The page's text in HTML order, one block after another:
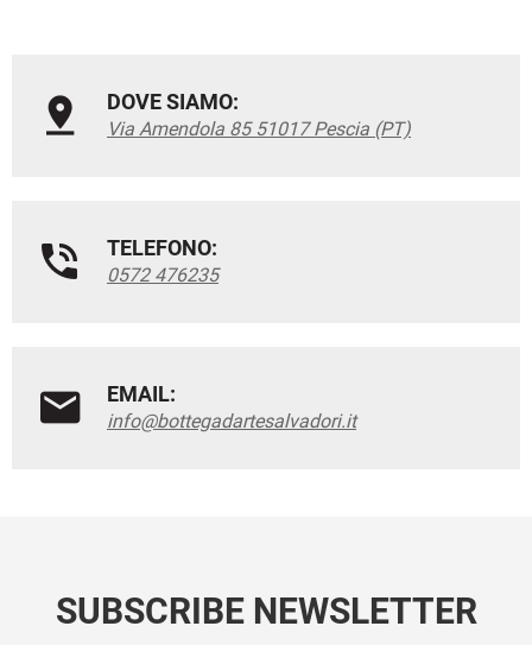
DOVE SIAMO:
Via Amendola 85 51017 Pescia (PT)
TELEFONO:
0572 476235
EMAIL:
info@bottegadartesalvadori.it
SUBSCRIBE NEWSLETTER